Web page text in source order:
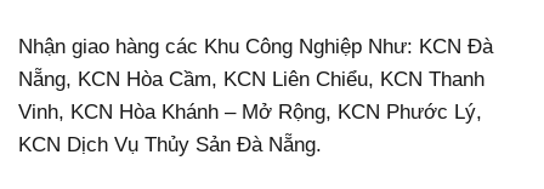
Nhận giao hàng các Khu Công Nghiệp Như: KCN Đà
Nẵng, KCN Hòa Cầm, KCN Liên Chiểu, KCN Thanh
Vinh, KCN Hòa Khánh – Mở Rộng, KCN Phước Lý,
KCN Dịch Vụ Thủy Sản Đà Nẵng.